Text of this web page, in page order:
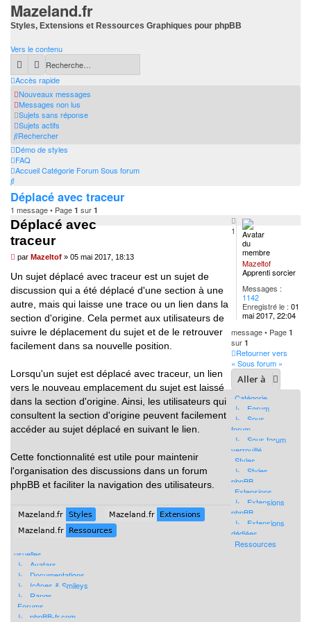
Mazeland.fr
Styles, Extensions et Ressources Graphiques pour phpBB
Vers le contenu
Rechercher
Recherche avancée
Accès rapide
Nouveaux messages
Messages non lus
Sujets sans réponse
Sujets actifs
Rechercher
Démo de styles
FAQ
AccueilCatégorie ForumSous forum
Rechercher
Déplacé avec traceur
1 message • Page 1 sur 1
Mazeltof
Apprenti sorcier
Messages :
1142
Enregistré le : 01
mai 2017, 22:04
Déplacé avec
traceur
Message
lu
par Mazeltof » 05 mai 2017, 18:13
Un sujet déplacé avec traceur est un sujet de
discussion qui a été déplacé d'une section à une
autre, mais qui laisse une trace ou un lien dans la
section d'origine. Cela permet aux utilisateurs de
suivre le déplacement du sujet et de le retrouver
facilement dans sa nouvelle position.
Lorsqu'un sujet est déplacé avec traceur, un lien
vers le nouveau emplacement du sujet est laissé
dans la section d'origine. Ainsi, les utilisateurs qui
consultent la section d'origine peuvent facilement
accéder au sujet déplacé en suivant le lien.
Cette fonctionnalité est utile pour maintenir
l'organisation des discussions dans un forum
phpBB et faciliter la navigation des utilisateurs.
Mazeland.fr
Mazeland.fr Styles
Styles Mazeland.fr
Mazeland.fr Extensions
Extensions
Mazeland.fr
Mazeland.fr Ressources
Ressources
Haut
1
message • Page 1
sur 1
Retourner vers
« Sous forum »
Aller à
Catégorie
↳ Forum
↳ Sous
forum
↳ Sous forum
verrouillé
Styles
↳ Styles
phpBB
Extensions
↳ Extensions
phpBB
↳ Extensions
dédiées
Ressources
usuelles
↳ Avatars
↳ Documentations
↳ Icônes & Smileys
↳ Rangs
Forums
↳ phpBB-fr.com